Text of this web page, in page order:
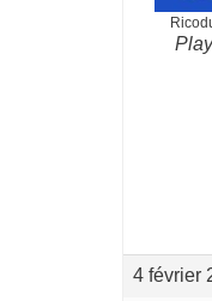
4 février